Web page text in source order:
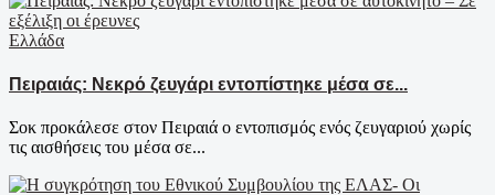
Ελλάδα
Πειραιάς: Νεκρό ζευγάρι εντοπίστηκε μέσα σε...
Σοκ προκάλεσε στον Πειραιά ο εντοπισμός ενός ζευγαριού χωρίς
τις αισθήσεις του μέσα σε...